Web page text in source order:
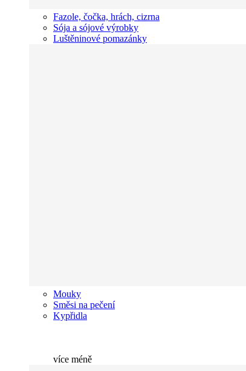
Fazole, čočka, hrách, cizrna
Sója a sójové výrobky
Luštěninové pomazánky
Mouky
Směsi na pečení
Kypřidla
více méně